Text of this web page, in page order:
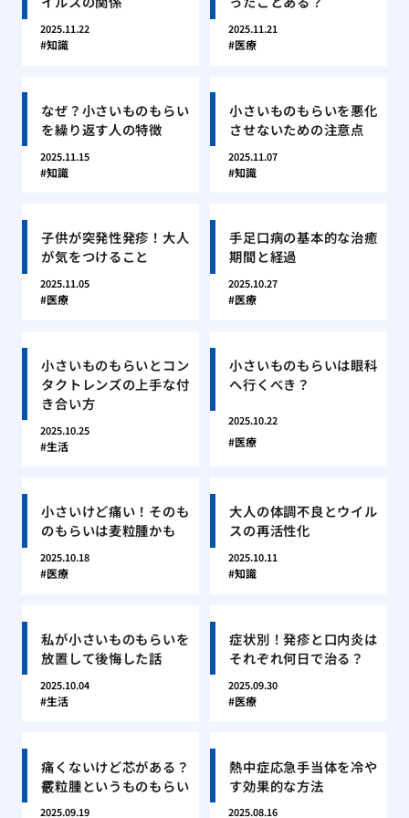
2025.11.22
知識
2025.11.21
医療
なぜ？小さいものもらい
を繰り返す人の特徴
2025.11.15
知識
小さいものもらいを悪化
させないための注意点
2025.11.07
知識
子供が突発性発疹！大人
が気をつけること
2025.11.05
医療
手足口病の基本的な治癒
期間と経過
2025.10.27
医療
小さいものもらいとコン
タクトレンズの上手な付
き合い方
2025.10.25
生活
小さいものもらいは眼科
へ行くべき？
2025.10.22
医療
小さいけど痛い！そのも
のもらいは麦粒腫かも
2025.10.18
医療
大人の体調不良とウイル
スの再活性化
2025.10.11
知識
私が小さいものもらいを
放置して後悔した話
2025.10.04
生活
症状別！発疹と口内炎は
それぞれ何日で治る？
2025.09.30
医療
痛くないけど芯がある？
霰粒腫というものもらい
2025.09.19
熱中症応急手当体を冷や
す効果的な方法
2025.08.16